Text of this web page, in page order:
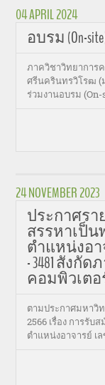
04 APRIL 2024
อบรม (On-site)
ภาควิชาวิทยาการ
ศรีนครินทรวิโรฒ (
ร่วมงานอบรม (On-
24 NOVEMBER 2023
ประกาศร
สรรหาเป็
ตำแหน่งอา
- 3481 สังกั
คอมพิวเต
ตามประกาศมหาวิ
2566 เรื่อง การรั
ตำแหน่งอาจารย์ เ